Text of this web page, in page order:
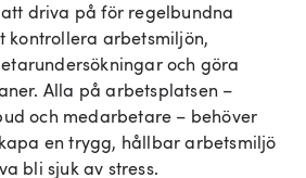
driva på för regelbundna
kontrollera arbetsmiljön,
och göra
Alla på arbetsplatsen –
och medarbetare – behöver
en trygg, hållbar arbetsmiljö
bli sjuk av stress.